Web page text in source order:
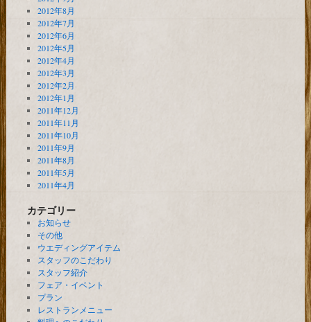
2012年8月
2012年7月
2012年6月
2012年5月
2012年4月
2012年3月
2012年2月
2012年1月
2011年12月
2011年11月
2011年10月
2011年9月
2011年8月
2011年5月
2011年4月
カテゴリー
お知らせ
その他
ウエディングアイテム
スタッフのこだわり
スタッフ紹介
フェア・イベント
プラン
レストランメニュー